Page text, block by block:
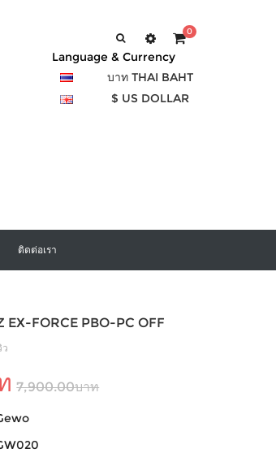
0
Language & Currency
บาท THAI BAHT
$ US DOLLAR
ติดต่อเรา
EX-FORCE PBO-PC OFF
ว
7,900.00บาท